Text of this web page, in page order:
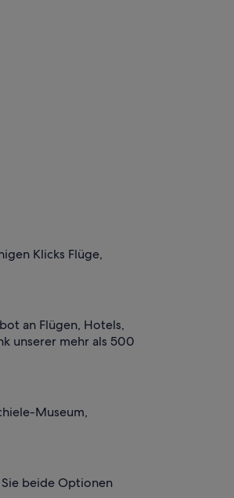
Klicks Flüge,
an Flügen, Hotels,
unserer mehr als 500
Museum,
beide Optionen